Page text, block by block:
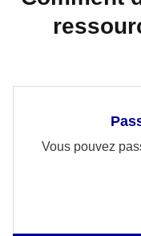
Vous pouvez